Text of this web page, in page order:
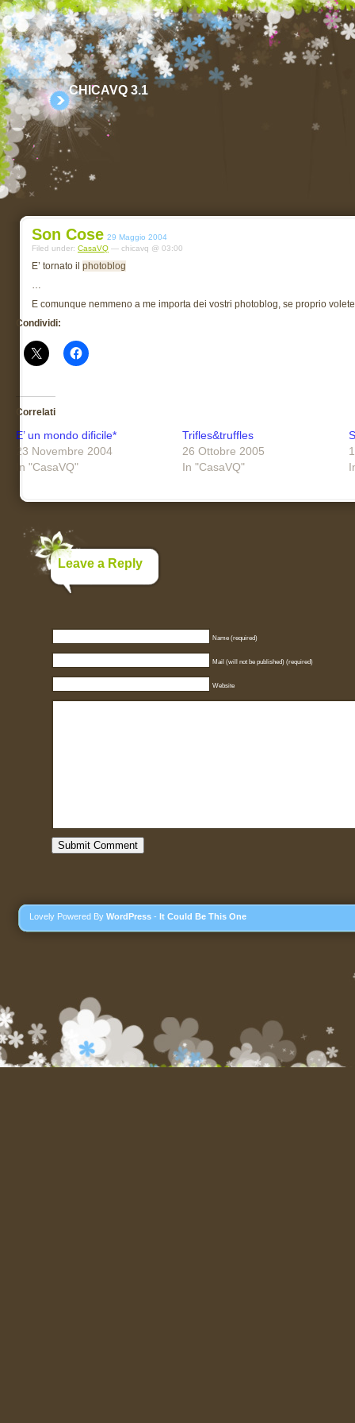
CHICAVQ 3.1
Son Cose 29 Maggio 2004
Filed under: CasaVQ — chicavq @ 03:00
E’ tornato il photoblog
…
E comunque nemmeno a me importa dei vostri photoblog, se proprio
Condividi:
Correlati
E’ un mondo dificile*
23 Novembre 2004
In "CasaVQ"
Trifles&truffles
26 Ottobre 2005
In "CasaVQ"
Leave a Reply
Name (required)
Mail (will not be published) (required)
Website
Lovely Powered By WordPress - It Could Be This One